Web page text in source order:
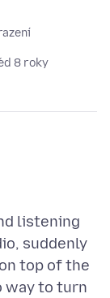
8 roky
listening
suddenly
top of the
way to turn